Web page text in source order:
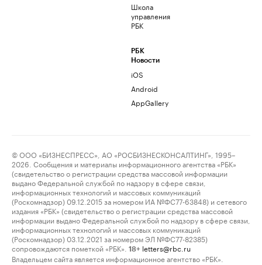
Школа
управления
РБК
РБК
Новости
iOS
Android
AppGallery
© ООО «БИЗНЕСПРЕСС», АО «РОСБИЗНЕСКОНСАЛТИНГ», 1995–
2026. Сообщения и материалы информационного агентства «РБК»
(свидетельство о регистрации средства массовой информации
выдано Федеральной службой по надзору в сфере связи,
информационных технологий и массовых коммуникаций
(Роскомнадзор) 09.12.2015 за номером ИА №ФС77-63848) и сетевого
издания «РБК» (свидетельство о регистрации средства массовой
информации выдано Федеральной службой по надзору в сфере связи,
информационных технологий и массовых коммуникаций
(Роскомнадзор) 03.12.2021 за номером ЭЛ №ФС77-82385)
сопровождаются пометкой «РБК».
18+ letters@rbc.ru
Владельцем сайта является информационное агентство «РБК».